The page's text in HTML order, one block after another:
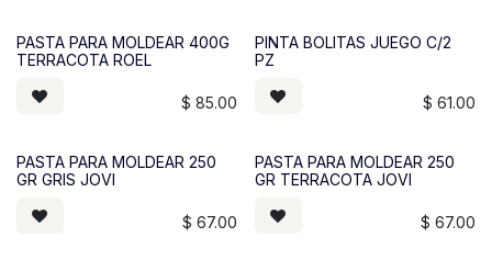
PASTA PARA MOLDEAR 400G
TERRACOTA ROEL
$ 85.00
PINTA BOLITAS JUEGO C/2
PZ
$ 61.00
PASTA PARA MOLDEAR 250
GR GRIS JOVI
$ 67.00
PASTA PARA MOLDEAR 250
GR TERRACOTA JOVI
$ 67.00